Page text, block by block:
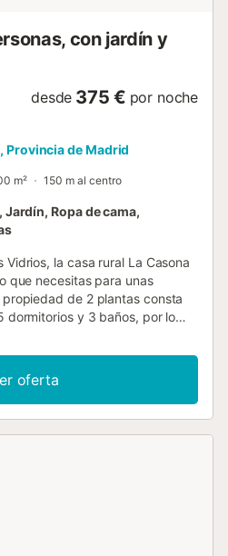
con jardín y
desde 375 € por noche
Provincia de Madrid
m² 150 m al centro
Ropa de cama,
Vidrios, la casa rural La Casona
que necesitas para unas
de 2 plantas consta
dormitorios y 3 baños, por lo
(apto para videollamadas)
dedicado para hacer
con servicios de streaming,
toallas de playa/piscina, así
oferta